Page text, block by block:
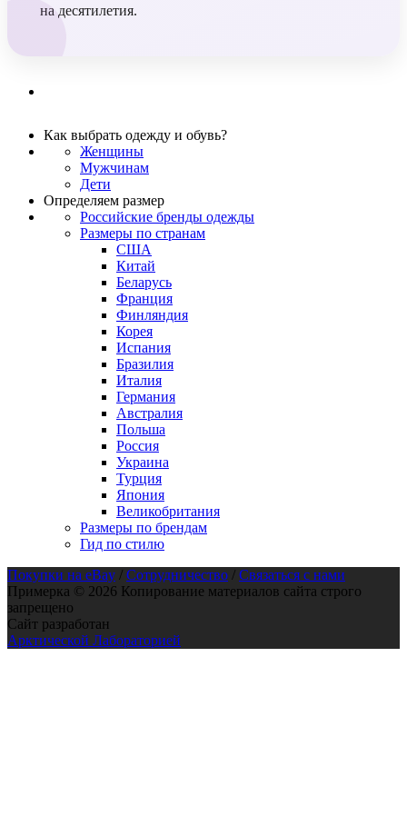
на десятилетия.
Как выбрать одежду и обувь?
Женщины
Мужчинам
Дети
Определяем размер
Российские бренды одежды
Размеры по странам
США
Китай
Беларусь
Франция
Финляндия
Корея
Испания
Бразилия
Италия
Германия
Австралия
Польша
Россия
Украина
Турция
Япония
Великобритания
Размеры по брендам
Гид по стилю
Покупки на eBay / Сотрудничество / Связаться с нами
Примерка © 2026 Копирование материалов сайта строго
запрещено
Сайт разработан
Арктической Лабораторией